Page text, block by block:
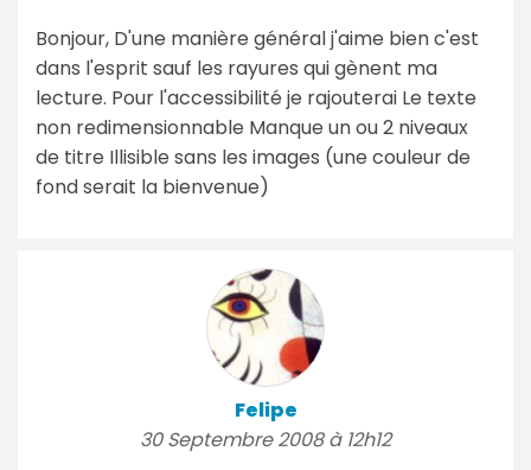
Bonjour, D'une manière général j'aime bien c'est
dans l'esprit sauf les rayures qui gènent ma
lecture. Pour l'accessibilité je rajouterai Le texte
non redimensionnable Manque un ou 2 niveaux
de titre Illisible sans les images (une couleur de
fond serait la bienvenue)
Felipe
30 Septembre 2008 à 12h12